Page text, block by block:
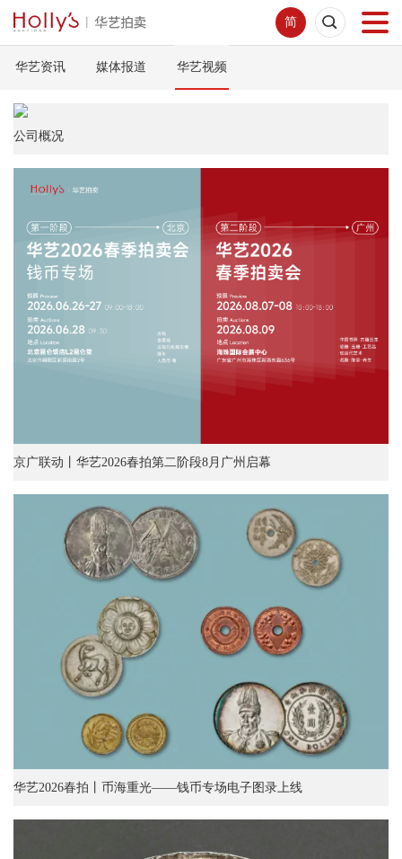
简
首页
网络拍卖
服务指南
新闻中心
华艺资讯 媒体报道 华艺视频
公司概况
京广联动丨华艺2026春拍第二阶段8月广州启幕
华艺2026春拍丨币海重光——钱币专场电子图录上线